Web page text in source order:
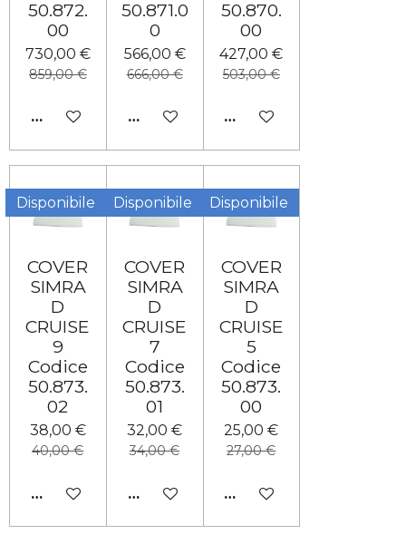
50.872.
00
730,00 €
859,00 €
AGGIUNGI AL CARRELLO
50.871.0
0
566,00 €
666,00 €
AGGIUNGI AL CARRELLO
50.870.
00
427,00 €
503,00 €
AGGIUNGI AL
Disponibile
COVER
SIMRA
D
CRUISE
9
Codice
50.873.
02
38,00 €
40,00 €
AGGIUNGI AL CARRELLO
Disponibile
COVER
SIMRA
D
CRUISE
7
Codice
50.873.
01
32,00 €
34,00 €
AGGIUNGI AL CARRELLO
Disponibile
COVER
SIMRA
D
CRUISE
5
Codice
50.873.
00
25,00 €
27,00 €
AGGIUNGI AL